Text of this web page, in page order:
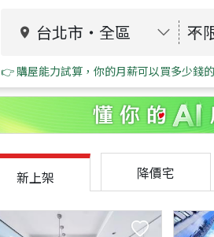
台北市 ・ 全區 不
👉 購屋能力試算，你的月薪可以買多少錢
新上架 降價宅